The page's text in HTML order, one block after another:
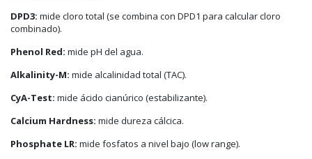
DPD3: mide cloro total (se combina con DPD1 para calcular cloro
combinado).
Phenol Red: mide pH del agua.
Alkalinity-M: mide alcalinidad total (TAC).
CyA-Test: mide ácido cianúrico (estabilizante).
Calcium Hardness: mide dureza cálcica.
Phosphate LR: mide fosfatos a nivel bajo (low range).